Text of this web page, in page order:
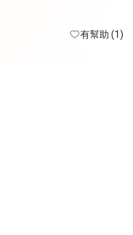
有幫助 (1)